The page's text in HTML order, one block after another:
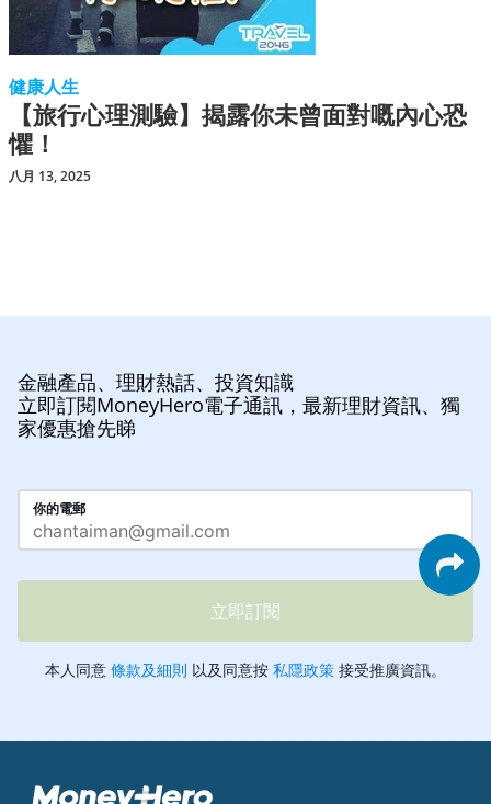
健康人生
【旅行心理測驗】揭露你未曾面對嘅內心恐
懼！
八月 13, 2025
金融產品、理財熱話、投資知識
立即訂閱MoneyHero電子通訊，最新理財資訊、獨
家優惠搶先睇